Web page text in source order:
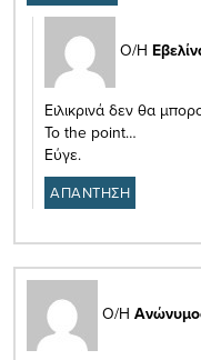
Ο/Η
Ειλικρινά δεν θα
To the point…
Εύγε.
ΑΠΑΝΤΗΣΗ
Ο/Η